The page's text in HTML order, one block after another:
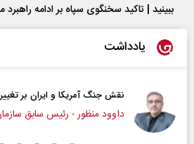
ببینید | تاکید سخنگوی سپاه بر ادامه
یادداشت
نقش جنگ آمریکا و ایران بر
داوود منظور - رئیس سابق